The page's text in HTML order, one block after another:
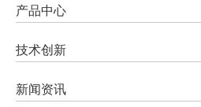
产品中心
技术创新
新闻资讯